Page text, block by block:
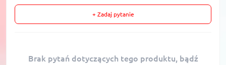
+ Zadaj pytanie
Brak pytań dotyczących tego produktu, bądź